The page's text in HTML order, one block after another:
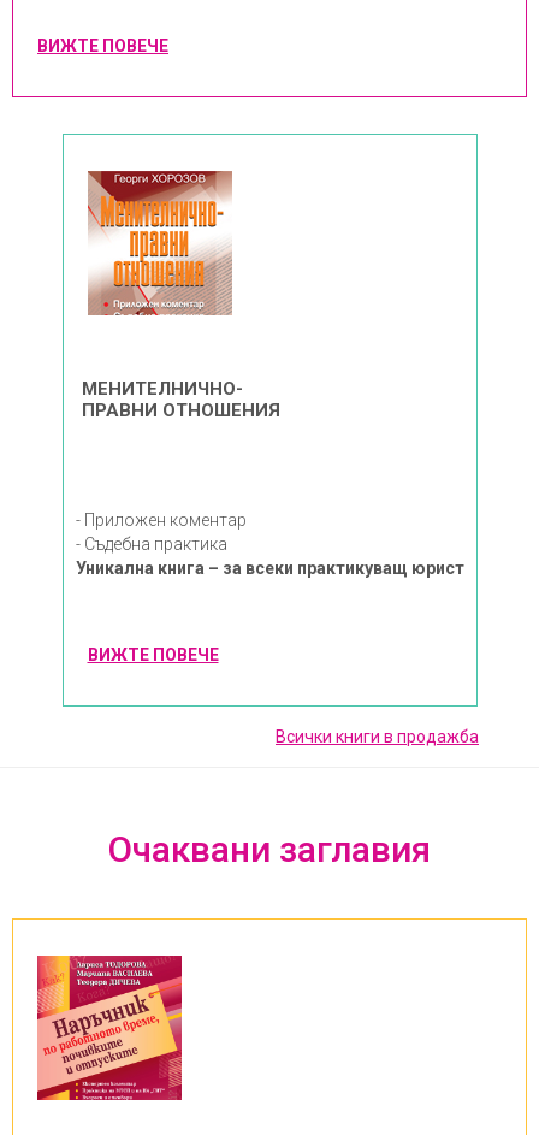
ВИЖТЕ ПОВЕЧЕ
МЕНИТЕЛНИЧНО-
ПРАВНИ ОТНОШЕНИЯ
- Приложен коментар
- Съдебна практика
Уникална книга – за всеки практикуващ юрист
ВИЖТЕ ПОВЕЧЕ
Всички книги в продажба
Очаквани заглавия